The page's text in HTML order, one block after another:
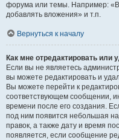
форума или темы. Например:
добавлять вложения» и т.п.
Вернуться к началу
Как мне отредактировать или
Если вы не являетесь
вы можете редактировать и
Вы можете перейти к
соответствующем сообщении,
времени после его создания.
под ним появится небольшая
правок, а также дату и время
появляется, если сообщение